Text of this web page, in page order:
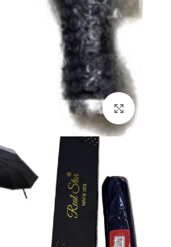
Click to enlarge